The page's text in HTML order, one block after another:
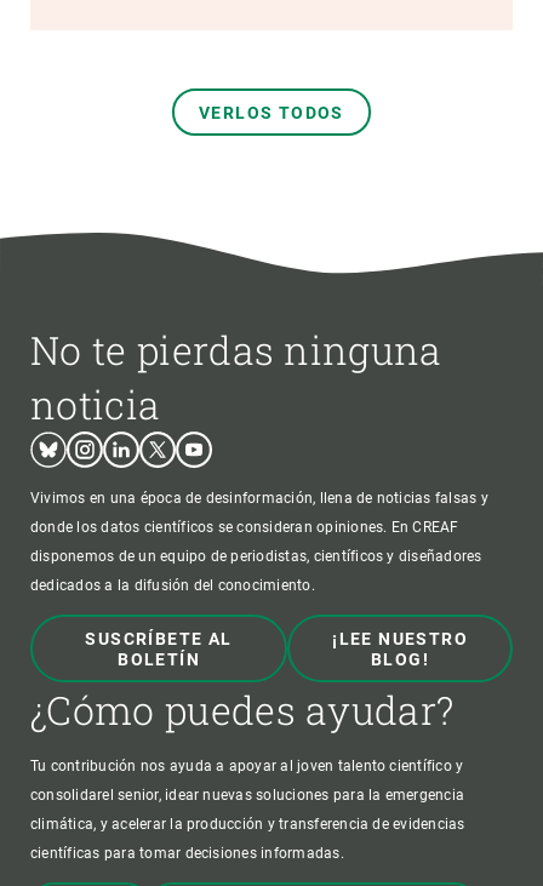
VERLOS TODOS
No te pierdas ninguna
noticia
BlueskyInstagram
LinkedinTwitterYoutube
Vivimos en una época de desinformación, llena de noticias falsas y
donde los datos científicos se consideran opiniones. En CREAF
disponemos de un equipo de periodistas, científicos y diseñadores
dedicados a la difusión del conocimiento.
SUSCRÍBETE AL
BOLETÍN
¡LEE NUESTRO
BLOG!
¿Cómo puedes ayudar?
Tu contribución nos ayuda a apoyar al joven talento científico y
consolidarel senior, idear nuevas soluciones para la emergencia
climática, y acelerar la producción y transferencia de evidencias
científicas para tomar decisiones informadas.